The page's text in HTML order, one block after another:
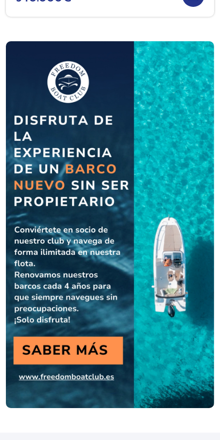
manufacturing high quality yachts for more than
100 years. [DE] Beeindruckender, einzigartiger
renommierten Marke, mit 3 Kabinen und 2
Badezimmern, ausgestattet mit 2 Dieselmotoren
mit wenigen Betriebsstunden und Generator.
Belliure ist eine renommierte spanische Werft, die
seit mehr als 100 Jahren hochwertige Yachten
herstellt. [FR] Formidable Trawler unique
(seulement un fabriqué) fabriqué à la main par
une marque prestigieuse et légendaire, avec 3
cabines et 2 salles de bain, équipé de 2 moteurs
diesel avec quelques heures de navigation
seulement et générateur. Belliure est un chantier
naval espagnol renommé qui fabrique des yachts
de haute qualité depuis plus de 100 ans. [IT]
Formidable Trawler único (solo 1 fabricado) hecho
a mano por una prestigiosa marca, con 3
camarotes y 2 baños, equipado con 2 motores
diesel de pocas horas y generador. Belliure è un
rinomato cantiere spagnolo che produce yacht di
alta qualità da oltre 100 anni.